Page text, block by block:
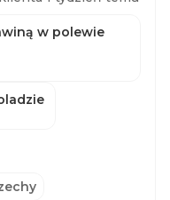
w polewie